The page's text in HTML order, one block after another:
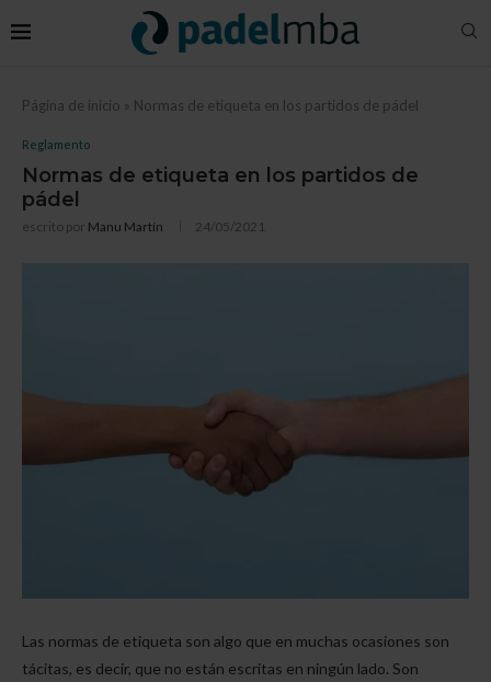
Página de inicio » Normas de etiqueta en los partidos de pádel
Reglamento
Normas de etiqueta en los partidos de
pádel
escrito por Manu Martín 24/05/2021
Las normas de etiqueta son algo que en muchas ocasiones son
tácitas, es decir, que no están escritas en ningún lado. Son